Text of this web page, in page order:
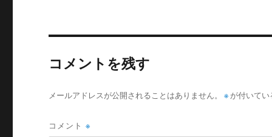
コメントを残す
メールアドレスが公開されることはありません。 ※ が付いて
コメント※